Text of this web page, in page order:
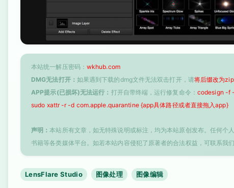
本站统一解压密码： wkhub.com
DMG无法打开： 如果遇到下载的dmg文件无法双击打开，请将后缀改为zip
APP提示(已损坏)无法运行： 打开自带终端，运行修复命令： codesign -f
sudo xattr -r -d com.apple.quarantine {app具体路径或者直接拖入app}
声明：本站所有文章，如无特殊说明或标注，均为本站原创发布。任何个
书籍等各类媒体平台。如若本站内容侵犯了原著者的合法权益，可联系我们
LensFlare Studio 图像处理 图像编辑